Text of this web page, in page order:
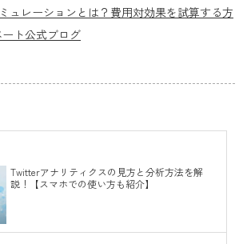
ュレーションとは？費用対効果を試算する方
ト公式ブログ
Twitterアナリティクスの見方と分析方法を解
説！【スマホでの使い方も紹介】